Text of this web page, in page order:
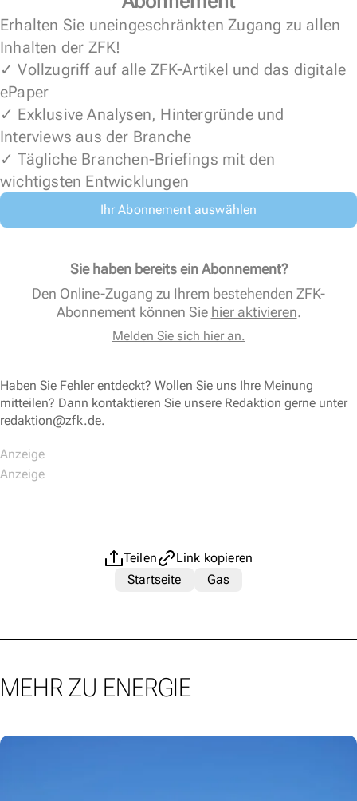
Erhalten Sie uneingeschränkten Zugang zu allen
Inhalten der ZFK!
✓ Vollzugriff auf alle ZFK-Artikel und das digitale
ePaper
✓ Exklusive Analysen, Hintergründe und
Interviews aus der Branche
✓ Tägliche Branchen-Briefings mit den
wichtigsten Entwicklungen
Ihr Abonnement auswählen
Sie haben bereits ein Abonnement?
Den Online-Zugang zu Ihrem bestehenden ZFK-
Abonnement können Sie hier aktivieren.
Melden Sie sich hier an.
Haben Sie Fehler entdeckt? Wollen Sie uns Ihre Meinung
mitteilen? Dann kontaktieren Sie unsere Redaktion gerne unter
redaktion@zfk.de.
Teilen
Link kopieren
Startseite
Gas
MEHR ZU ENERGIE